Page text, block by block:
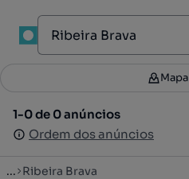
Filtros 3
1-0 de 0 anúncios
Ordem dos anúncios
Mapa
1-0 de 0 anúncios
Ordem dos anúncios
... Ribeira Brava